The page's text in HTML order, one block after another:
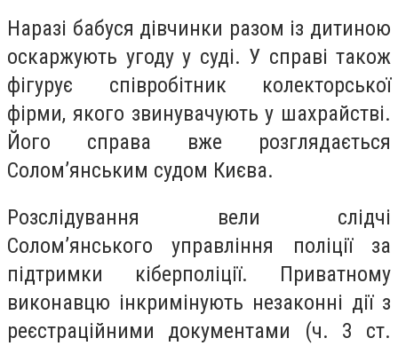
Наразі бабуся дівчинки разом із дитиною
оскаржують угоду у суді. У справі також
фігурує співробітник колекторської
фірми, якого звинувачують у шахрайстві.
Його справа вже розглядається
Солом’янським судом Києва.
Розслідування вели слідчі
Солом’янського управління поліції за
підтримки кіберполіції. Приватному
виконавцю інкримінують незаконні дії з
реєстраційними документами (ч. 3 ст.